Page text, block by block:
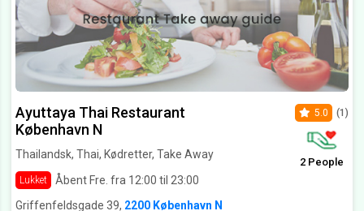
Ayuttaya Thai Restaurant
København N
Thailandsk, Thai, Kødretter, Take Away
Lukket Åbent Fre. fra 12:00 til 23:00
5.0 (1)
2 People
Griffenfeldsgade 39, 2200 København N